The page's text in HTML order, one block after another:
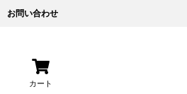
お問い合わせ
カート